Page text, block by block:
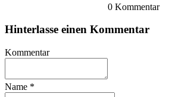
0 Kommentar
Hinterlasse einen Kommentar
Kommentar
Name *